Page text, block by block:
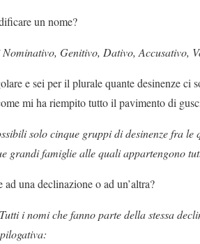
un nome?
Genitivo, Dativo, Accusativo,
e sei per il plurale quante desinenze ci
mi ha riempito tutto il pavimento di
solo cinque gruppi di desinenze fra le
grandi famiglie alle quali appartengono
una declinazione o ad un’altra?
i nomi che fanno parte della stessa